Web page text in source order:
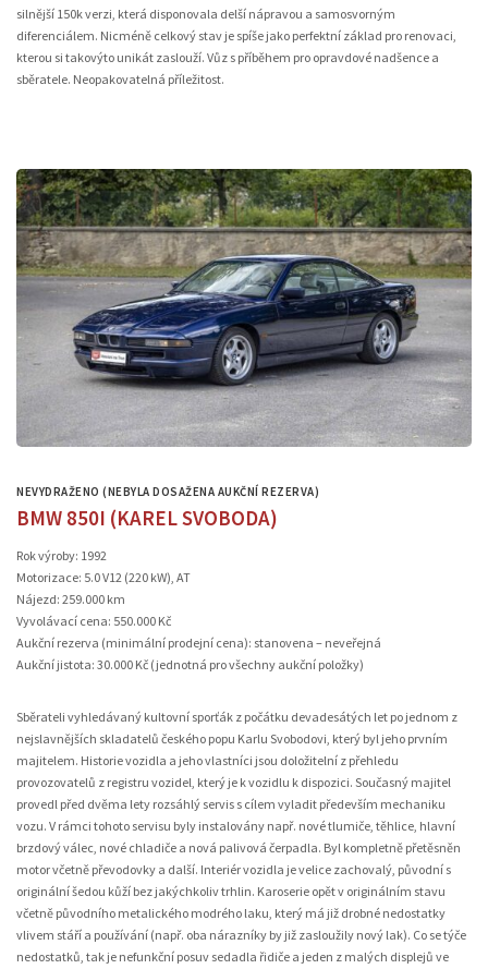
silnější 150k verzi, která disponovala delší nápravou a samosvorným
diferenciálem. Nicméně celkový stav je spíše jako perfektní základ pro renovaci,
kterou si takovýto unikát zaslouží. Vůz s příběhem pro opravdové nadšence a
sběratele. Neopakovatelná příležitost.
NEVYDRAŽENO (NEBYLA DOSAŽENA AUKČNÍ REZERVA)
BMW 850I (KAREL SVOBODA)
Rok výroby: 1992
Motorizace: 5.0 V12 (220 kW), AT
Nájezd: 259.000 km
Vyvolávací cena: 550.000 Kč
Aukční rezerva (minimální prodejní cena): stanovena – neveřejná
Aukční jistota: 30.000 Kč (jednotná pro všechny aukční položky)
Sběrateli vyhledávaný kultovní sporťák z počátku devadesátých let po jednom z
nejslavnějších skladatelů českého popu Karlu Svobodovi, který byl jeho prvním
majitelem. Historie vozidla a jeho vlastníci jsou doložitelní z přehledu
provozovatelů z registru vozidel, který je k vozidlu k dispozici. Současný majitel
provedl před dvěma lety rozsáhlý servis s cílem vyladit především mechaniku
vozu. V rámci tohoto servisu byly instalovány např. nové tlumiče, těhlice, hlavní
brzdový válec, nové chladiče a nová palivová čerpadla. Byl kompletně přetěsněn
motor včetně převodovky a další. Interiér vozidla je velice zachovalý, původní s
originální šedou kůží bez jakýchkoliv trhlin. Karoserie opět v originálním stavu
včetně původního metalického modrého laku, který má již drobné nedostatky
vlivem stáří a používání (např. oba nárazníky by již zasloužily nový lak). Co se týče
nedostatků, tak je nefunkční posuv sedadla řidiče a jeden z malých displejů ve